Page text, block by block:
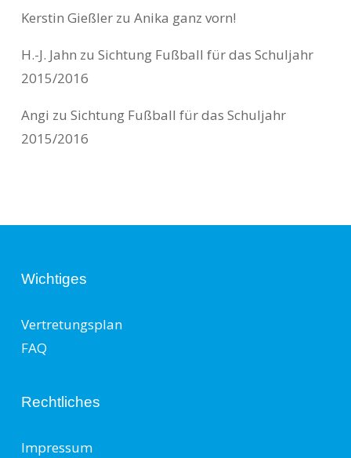
Kerstin Gießlerzu Anika ganz vorn!
H.-J. Jahn zu Sichtung Fußball für das Schuljahr
2015/2016
Angi zu Sichtung Fußball für das Schuljahr
2015/2016
Wichtiges
Vertretungsplan
FAQ
Rechtliches
Impressum